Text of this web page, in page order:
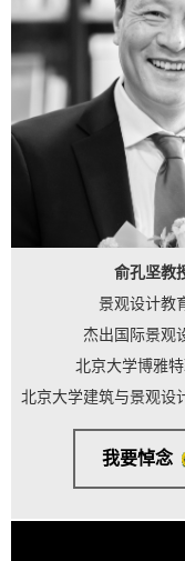
俞孔坚教
景观设计教
杰出国际景观
北京大学博雅
北京大学建筑与景观设
我要悼念